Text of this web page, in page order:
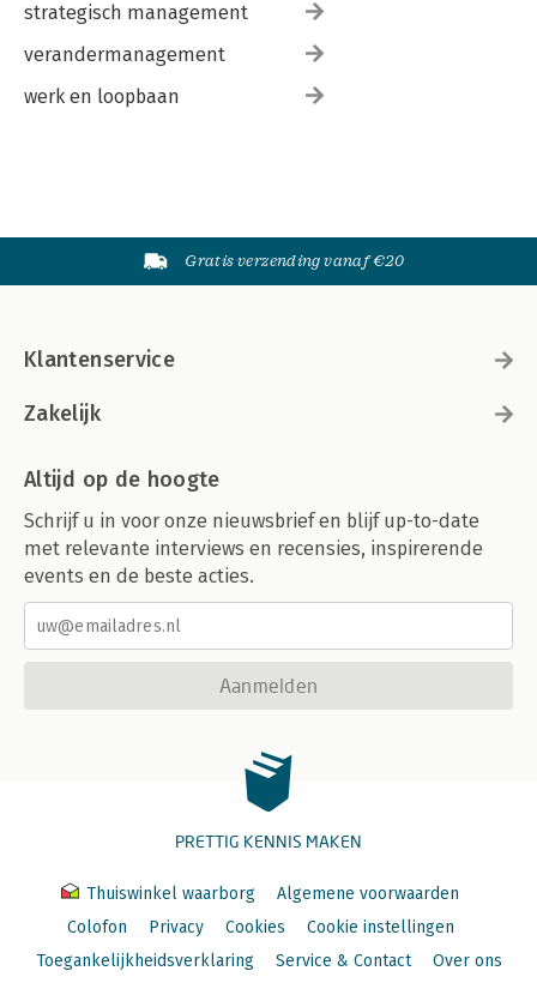
strategisch management
verandermanagement
werk en loopbaan
Gratis verzending vanaf €20
Klantenservice
Zakelijk
Altijd op de hoogte
Schrijf u in voor onze nieuwsbrief en blijf up-to-date
met relevante interviews en recensies, inspirerende
events en de beste acties.
Aanmelden
PRETTIG KENNIS MAKEN
Thuiswinkel waarborg
Algemene voorwaarden
Colofon
Privacy Cookies
Cookie instellingen
Toegankelijkheidsverklaring
Service & Contact Over ons